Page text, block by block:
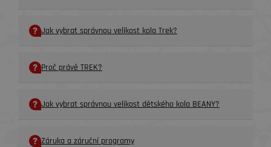
Jak vybrat správnou velikost kola Trek?
Proč právě TREK?
Jak vybrat správnou velikost dětského kola BEANY?
Záruka a záruční programy